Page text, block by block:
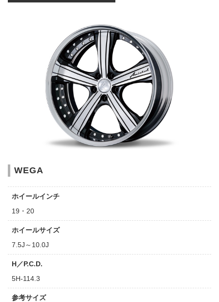
WEGA
ホイールインチ
19・20
ホイールサイズ
7.5J～10.0J
H／P.C.D.
5H-114.3
参考サイズ